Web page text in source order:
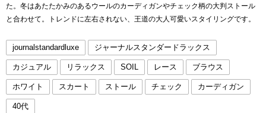
た。冬はあたたかみのあるウールのカーディガンやチェック柄の大判ストール
と合わせて。トレンドに左右されない、王道の大人可愛いスタイリングです。
journalstandardluxe ジャーナルスタンダードラックス
カジュアル リラックス SOIL レース ブラウス
ホワイト スカート ストール チェック カーディガン
40代